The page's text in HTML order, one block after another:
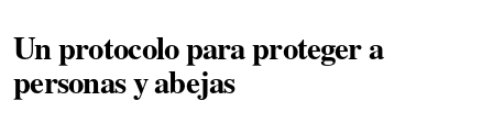
Un protocolo para proteger a
personas y abejas